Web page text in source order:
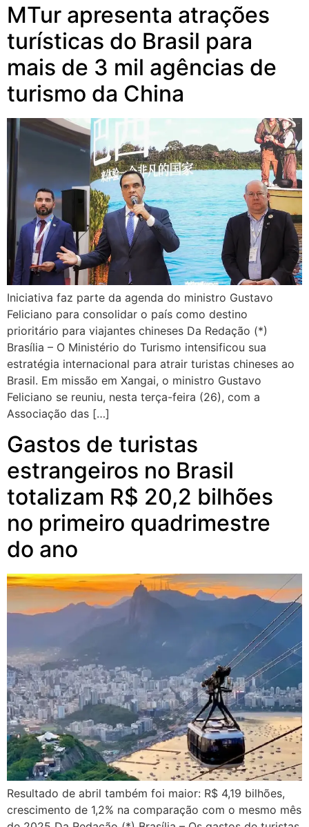
MTur apresenta atrações
turísticas do Brasil para
mais de 3 mil agências de
turismo da China
Iniciativa faz parte da agenda do ministro Gustavo
Feliciano para consolidar o país como destino
prioritário para viajantes chineses Da Redação (*)
Brasília – O Ministério do Turismo intensificou sua
estratégia internacional para atrair turistas chineses ao
Brasil. Em missão em Xangai, o ministro Gustavo
Feliciano se reuniu, nesta terça-feira (26), com a
Associação das […]
Gastos de turistas
estrangeiros no Brasil
totalizam R$ 20,2 bilhões
no primeiro quadrimestre
do ano
Resultado de abril também foi maior: R$ 4,19 bilhões,
crescimento de 1,2% na comparação com o mesmo mês